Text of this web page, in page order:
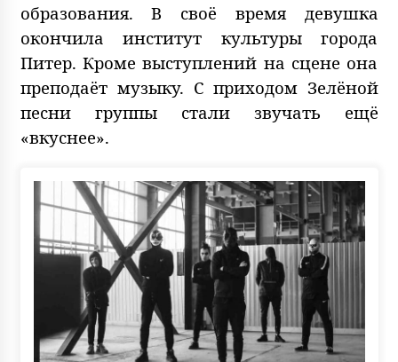
образования. В своё время девушка
окончила институт культуры города
Питер. Кроме выступлений на сцене она
преподаёт музыку. С приходом Зелёной
песни группы стали звучать ещё
«вкуснее».